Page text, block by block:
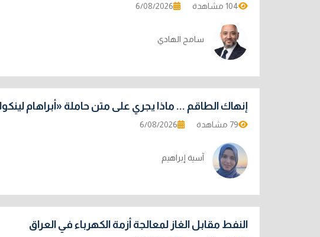
104 مشاهدة 6/08/2026
سامح الهادي
إنهاك الطاقم ... ماذا يجري على متن حاملة «أبراهام
79 مشاهدة 6/08/2026
آسية إبراهيم
النفط مقابل الغاز لمعالجة أزمة الكهرباء في العراق